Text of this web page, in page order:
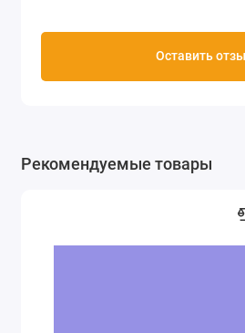
Оставить
Рекомендуемые товары